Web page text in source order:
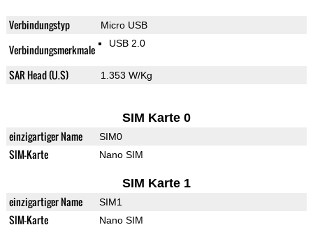
Verbindungstyp Micro USB
Verbindungsmerkmale USB 2.0
SAR Head (U.S) 1.353 W/Kg
SIM Karte 0
einzigartiger Name SIM0
SIM-Karte Nano SIM
SIM Karte 1
einzigartiger Name SIM1
SIM-Karte Nano SIM